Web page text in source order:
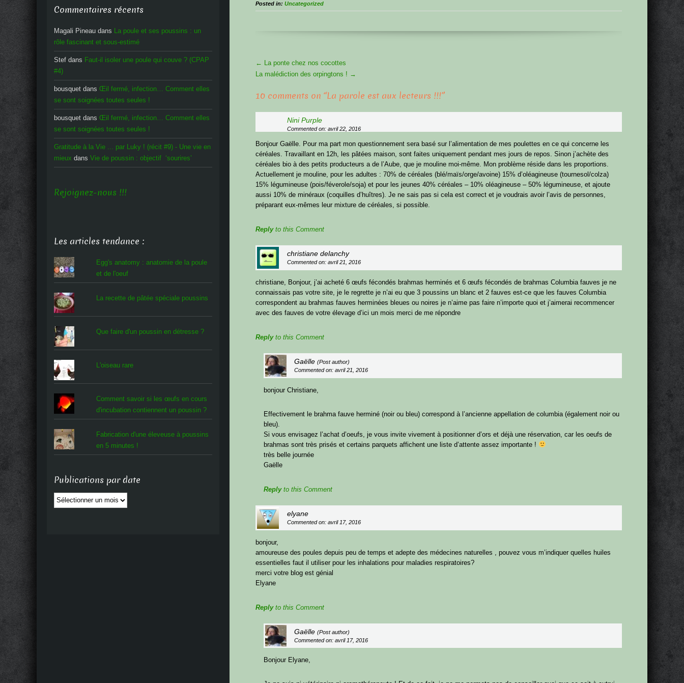
Posted in:Uncategorized
More
Articles
← La ponte chez nos cocottes
La malédiction des orpingtons ! →
10 comments on “La parole est aux lecteurs !!!”
Nini Purple
Commented on: avril 22, 2016
Bonjour Gaëlle. Pour ma part mon questionnement sera basé sur l’alimentation de mes poulettes en ce qui concerne les
céréales. Travaillant en 12h, les pâtées maison, sont faites uniquement pendant mes jours de repos. Sinon j’achète des
céréales bio à des petits producteurs a de l’Aube, que je mouline moi-même. Mon problème réside dans les proportions.
Actuellement je mouline, pour les adultes : 70% de céréales (blé/maïs/orge/avoine) 15% d’oléagineuse (tournesol/colza)
15% légumineuse (pois/féverole/soja) et pour les jeunes 40% céréales – 10% oléagineuse – 50% légumineuse, et ajoute
aussi 10% de minéraux (coquilles d’huîtres). Je ne sais pas si cela est correct et je voudrais avoir l’avis de personnes,
préparant eux-mêmes leur mixture de céréales, si possible.
Replyto this Comment
christiane delanchy
Commented on: avril 21, 2016
christiane, Bonjour, j’ai acheté 6 œufs fécondés brahmas herminés et 6 œufs fécondés de brahmas Columbia fauves je ne
connaissais pas votre site, je le regrette je n’ai eu que 3 poussins un blanc et 2 fauves est-ce que les fauves Columbia
correspondent au brahmas fauves herminées bleues ou noires je n’aime pas faire n’importe quoi et j’aimerai recommencer
avec des fauves de votre élevage d’ici un mois merci de me répondre
Replyto this Comment
Gaëlle(Post author)
Commented on: avril 21, 2016
bonjour Christiane,
Effectivement le brahma fauve herminé (noir ou bleu) correspond à l’ancienne appellation de columbia (également noir ou
bleu).
Si vous envisagez l’achat d’oeufs, je vous invite vivement à positionner d’ors et déjà une réservation, car les oeufs de
brahmas sont très prisés et certains parquets affichent une liste d’attente assez importante !
très belle journée
Gaëlle
Replyto this Comment
elyane
Commented on: avril 17, 2016
bonjour,
amoureuse des poules depuis peu de temps et adepte des médecines naturelles , pouvez vous m’indiquer quelles huiles
essentielles faut il utiliser pour les inhalations pour maladies respiratoires?
merci votre blog est génial
Elyane
Replyto this Comment
Gaëlle(Post author)
Commented on: avril 17, 2016
Bonjour Elyane,
Commentaires récents
Magali Pineau dans La poule et ses poussins : un
rôle fascinant et sous-estimé
Stef dans Faut-il isoler une poule qui couve ? (CPAP
#4)
bousquet dans Œil fermé, infection… Comment elles
se sont soignées toutes seules !
bousquet dans Œil fermé, infection… Comment elles
se sont soignées toutes seules !
Gratitude à la Vie ... par Luky ! (récit #9) - Une vie en
mieux dans Vie de poussin : objectif ‘sourires’
Rejoignez-nous !!!
Les articles tendance :
Egg's anatomy : anatomie de la poule
et de l'oeuf
La recette de pâtée spéciale poussins
Que faire d'un poussin en détresse ?
L'oiseau rare
Comment savoir si les œufs en cours
d'incubation contiennent un poussin ?
Fabrication d'une éleveuse à poussins
en 5 minutes !
Publications par date
Publications
par